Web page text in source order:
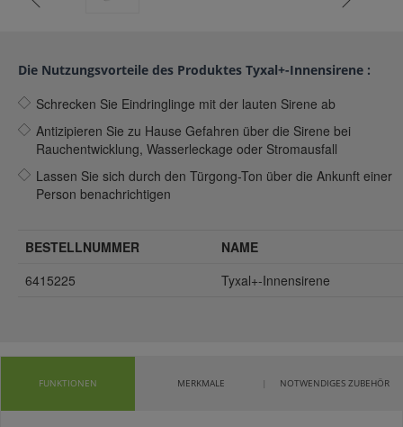
Die Nutzungsvorteile des Produktes Tyxal+-Innensirene :
Schrecken Sie Eindringlinge mit der lauten Sirene ab
Antizipieren Sie zu Hause Gefahren über die Sirene bei
Rauchentwicklung, Wasserleckage oder Stromausfall
Lassen Sie sich durch den Türgong-Ton über die Ankunft einer
Person benachrichtigen
BESTELLNUMMER
NAME
6415225
Tyxal+-Innensirene
FUNKTIONEN MERKMALE NOTWENDIGES ZUBEHÖR